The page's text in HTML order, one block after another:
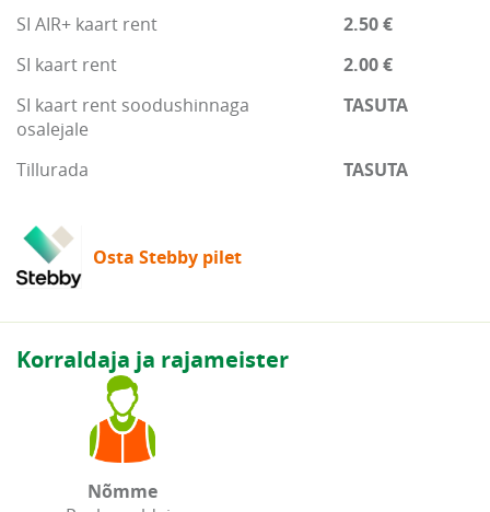
SI AIR+ kaart rent
2.50 €
SI kaart rent
2.00 €
SI kaart rent soodushinnaga
osalejale
TASUTA
Tillurada TASUTA
Osta Stebby pilet
Korraldaja ja rajameister
Nõmme